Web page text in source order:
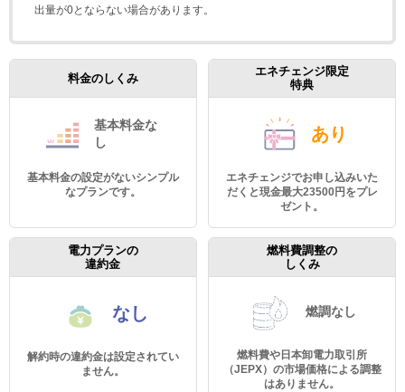
出量が0とならない場合があります。
料金のしくみ
基本料金な
し
基本料金の設定がないシンプル
なプランです。
エネチェンジ限定
特典
あり
エネチェンジでお申し込みいた
だくと現金最大23500円をプレ
ゼント。
電力プランの
違約金
なし
解約時の違約金は設定されてい
ません。
燃料費調整の
しくみ
燃調なし
燃料費や日本卸電力取引所
（JEPX）の市場価格による調整
はありません。